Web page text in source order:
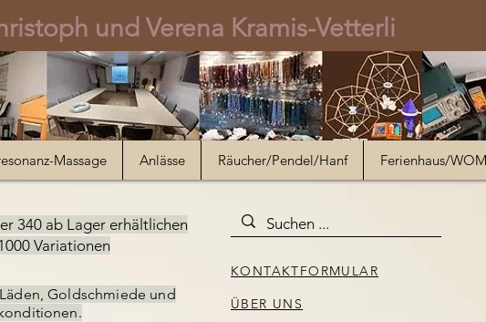
und Verena Kramis-Vetterli
Massage Anlässe Räucher/Pendel/Hanf Ferienhaus/
340 ab Lager erhältlichen
Variationen
KONTAKTFORMULAR
Goldschmiede und
ÜBER UNS